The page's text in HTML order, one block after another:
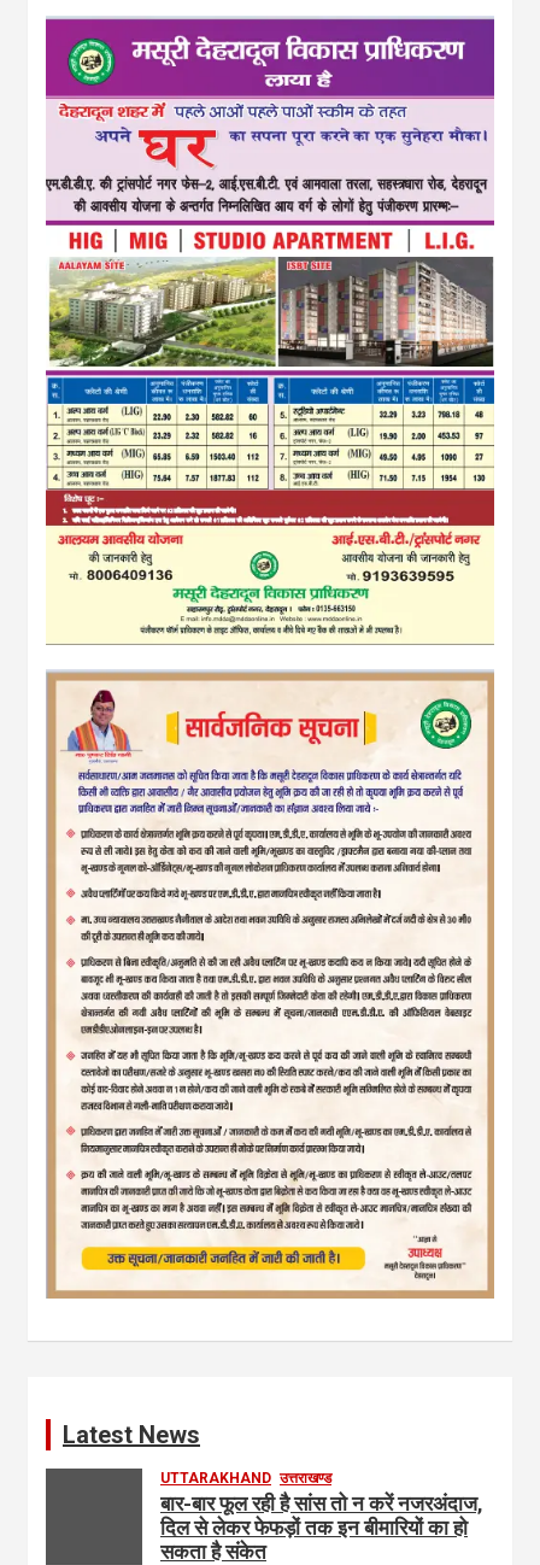
Latest News
UTTARAKHAND उत्तराखण्ड
बार-बार फूल रही है सांस तो न करें नजरअंदाज,
दिल से लेकर फेफड़ों तक इन बीमारियों का हो
सकता है संकेत